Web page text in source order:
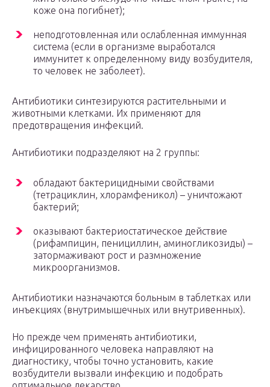
коже она погибнет);
неподготовленная или ослабленная иммунная
система (если в организме выработался
иммунитет к определенному виду возбудителя,
то человек не заболеет).
Антибиотики синтезируются растительными и
животными клетками. Их применяют для
предотвращения инфекций.
Антибиотики подразделяют на 2 группы:
обладают бактерицидными свойствами
(тетрациклин, хлорамфеникол) – уничтожают
бактерий;
оказывают бактериостатическое действие
(рифампицин, пенициллин, аминогликозиды) –
затормаживают рост и размножение
микроорганизмов.
Антибиотики назначаются больным в таблетках или
инъекциях (внутримышечных или внутривенных).
Но прежде чем применять антибиотики,
инфицированного человека направляют на
диагностику, чтобы точно установить, какие
возбудители вызвали инфекцию и подобрать